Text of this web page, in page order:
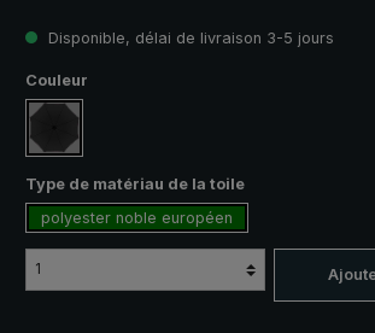
Disponible, délai de livraison 3-5 jours
Sélectionnez
Couleur
noir
Sélectionnez
Type de matériau de la toile
polyester noble européen